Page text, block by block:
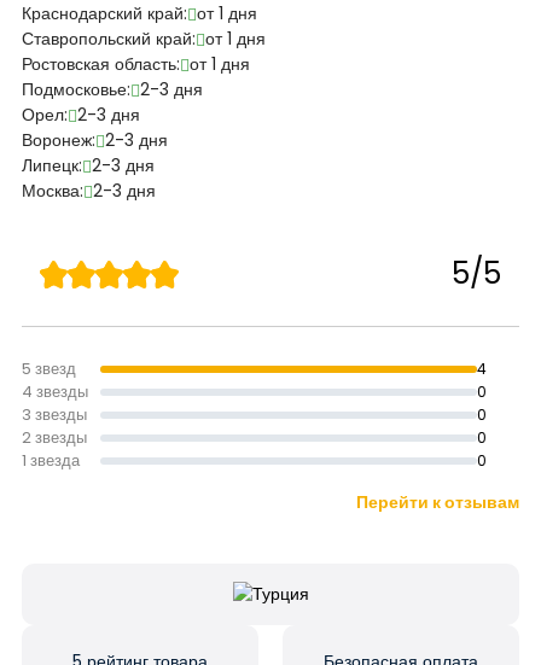
Краснодарский край: от 1 дня
Ставропольский край: от 1 дня
Ростовская область: от 1 дня
Подмосковье: 2-3 дня
Орел: 2-3 дня
Воронеж: 2-3 дня
Липецк: 2-3 дня
Москва: 2-3 дня
5/5
5 звезд 4
4 звезды 0
3 звезды 0
2 звезды 0
1 звезда 0
Перейти к отзывам